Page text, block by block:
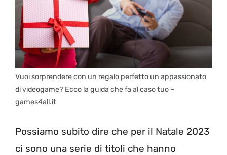
Vuoi sorprendere con un regalo perfetto un appassionato
di videogame? Ecco la guida che fa al caso tuo –
games4all.it
Possiamo subito dire che per il Natale 2023
ci sono una serie di titoli che hanno